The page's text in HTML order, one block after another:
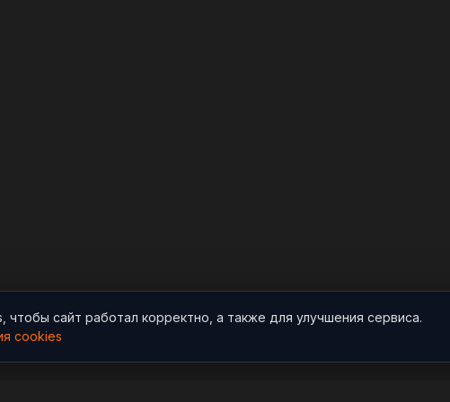
сайт работал корректно, а также для улучшения сервиса.
cookies